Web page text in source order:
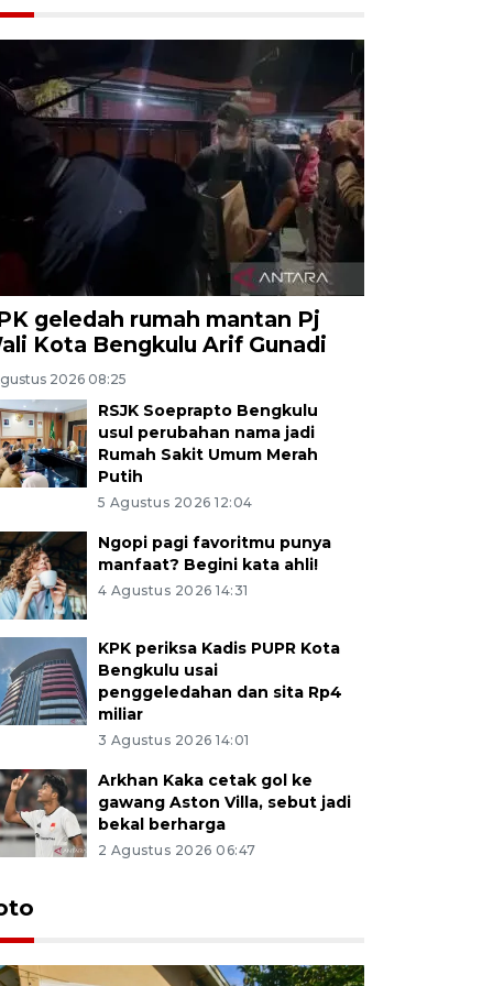
geledah rumah mantan Pj
Kota Bengkulu Arif Gunadi
2026 08:25
RSJK Soeprapto Bengkulu
usul perubahan nama jadi
Rumah Sakit Umum Merah
Putih
5 Agustus 2026 12:04
Ngopi pagi favoritmu punya
manfaat? Begini kata ahli!
4 Agustus 2026 14:31
KPK periksa Kadis PUPR Kota
Bengkulu usai
penggeledahan dan sita Rp4
miliar
3 Agustus 2026 14:01
Arkhan Kaka cetak gol ke
gawang Aston Villa, sebut jadi
bekal berharga
2 Agustus 2026 06:47